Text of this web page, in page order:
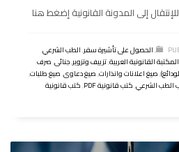
إلى المدونة القانونية إضغط هنا
,الحصول على تأشيرة سفر,الطب الشرعي,
المكتبة القانونية العربية,تزييف وتزوير,جنائى,صرف
,صيغ اعلانات وانذارات,صيغ دعاوى,صيغ طلبات,
الطب الشرعي,كتب قانونية PDF ,كتب قانونية